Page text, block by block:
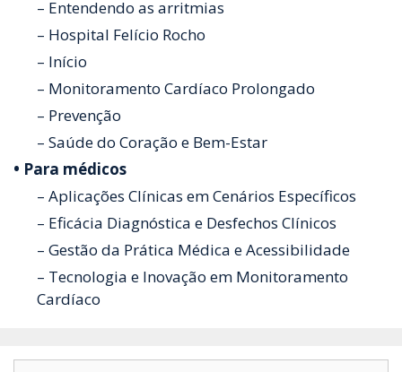
– Entendendo as arritmias
– Hospital Felício Rocho
– Início
– Monitoramento Cardíaco Prolongado
– Prevenção
– Saúde do Coração e Bem-Estar
• Para médicos
– Aplicações Clínicas em Cenários Específicos
– Eficácia Diagnóstica e Desfechos Clínicos
– Gestão da Prática Médica e Acessibilidade
– Tecnologia e Inovação em Monitoramento
Cardíaco